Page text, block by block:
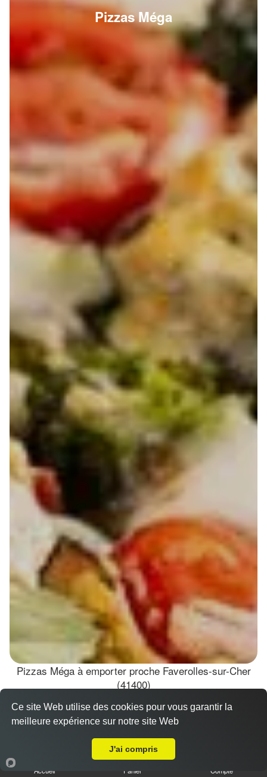
Pizzas Méga
Pizzas Méga à emporter proche Faverolles-sur-Cher
(41400)
Pizza marguerita méga
15.00 €
Accueil Panier Compte
Ce site Web utilise des cookies pour vous garantir la
meilleure expérience sur notre site Web
J'ai compris